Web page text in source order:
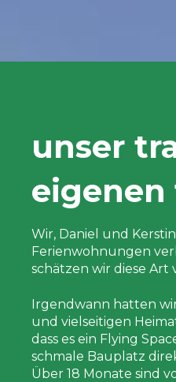
unser
Wir, Daniel und
Ferienwohnungen
schätzen wir diese
Irgendwann hatten
und vielseitigen
dass es ein Flying
schmale Bauplatz
Über 18 Monate sind